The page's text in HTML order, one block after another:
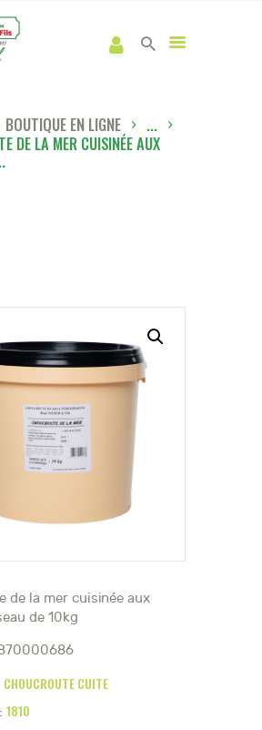
BOUTIQUE EN LIGNE
...
DE LA MER CUISINÉE AUX
de la mer cuisinée aux
de 10kg
CHOUCROUTE CUITE
1810